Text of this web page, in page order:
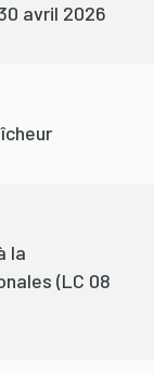
avril 2026
la
(LC 08